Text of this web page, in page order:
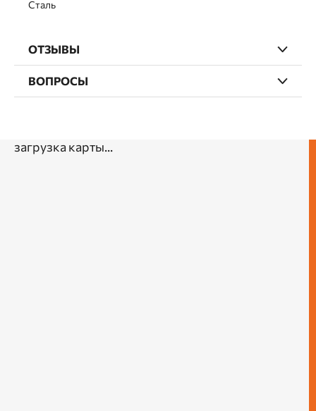
Сталь
ОТЗЫВЫ
ВОПРОСЫ
загрузка карты...